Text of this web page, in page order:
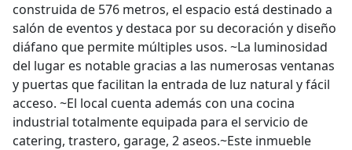
construida de 576 metros, el espacio está destinado a
salón de eventos y destaca por su decoración y diseño
diáfano que permite múltiples usos. ~La luminosidad
del lugar es notable gracias a las numerosas ventanas
y puertas que facilitan la entrada de luz natural y fácil
acceso. ~El local cuenta además con una cocina
industrial totalmente equipada para el servicio de
catering, trastero, garage, 2 aseos.~Este inmueble